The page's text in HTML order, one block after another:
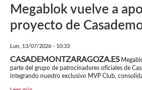
Megablok vuelve a
proyecto de
Lun, 13/07/2026 - 10:33
CASADEMONTZARAGOZA.ES
parte del grupo de patrocinadores oficiales de
integrando nuestro exclusivo MVP Club,